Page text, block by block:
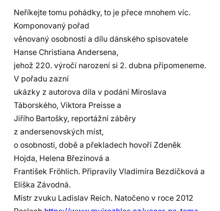
Neříkejte tomu pohádky, to je přece mnohem víc.
Komponovaný pořad
věnovaný osobnosti a dílu dánského spisovatele
Hanse Christiana Andersena,
jehož 220. výročí narození si 2. dubna připomeneme.
V pořadu zazní
ukázky z autorova díla v podání Miroslava
Táborského, Viktora Preisse a
Jiřího Bartošky, reportážní záběry
z andersenovských míst,
o osobnosti, době a překladech hovoří Zdeněk
Hojda, Helena Březinová a
František Fröhlich. Připravily Vladimíra Bezdíčková a
Eliška Závodná.
Mistr zvuku Ladislav Reich. Natočeno v roce 2012